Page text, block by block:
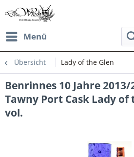
Menü
Übersicht Lady of the Glen
Benrinnes 10 Jahre 2013/
Tawny Port Cask Lady of
vol.